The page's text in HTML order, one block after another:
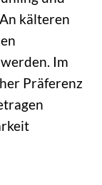
kälteren
Im
Präferenz